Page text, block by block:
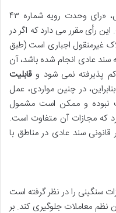
یکی از نکات بسیار مهم در این خصوص، «رای وحدت رویه شماره ۴۳
مورخ ۱۳۵۱/۸/۱۰» است. این رأی مقرر می دارد که اگر در
غیرمنقول اجباری است (طبق
سند عادی انجام شده باشد، آن
پذیرفته نمی شود و قابلیت
در چنین مواردی، عمل
۱۱۷ قانون ثبت نبوده و ممکن است مشمول
که مجازات آن متفاوت است.
سند عادی در مناطق با
سنگینی را در نظر گرفته است
معاملات جلوگیری کند. بر